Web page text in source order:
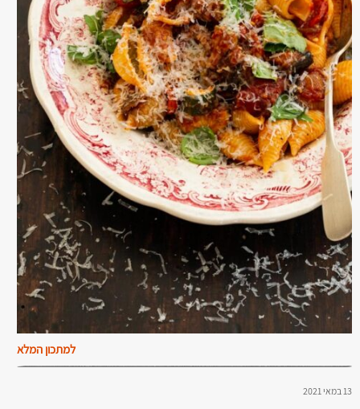
למתכון המלא
13 במאי 2021